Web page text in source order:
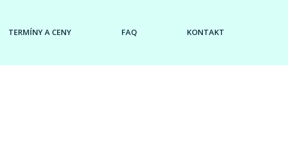
TERMÍNY A CENY FAQ KONTAKT